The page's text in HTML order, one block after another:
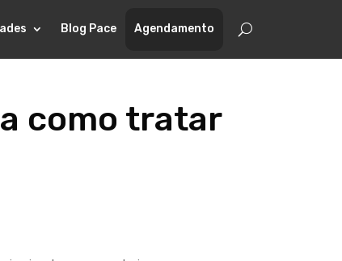
Blog Pace Agendamento
como tratar